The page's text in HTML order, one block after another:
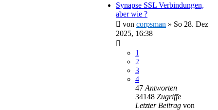
Synapse SSL Verbindungen,
aber wie ?
von corpsman » So 28. Dez
2025, 16:38
1
2
3
4
47 Antworten
34148 Zugriffe
Letzter Beitrag von